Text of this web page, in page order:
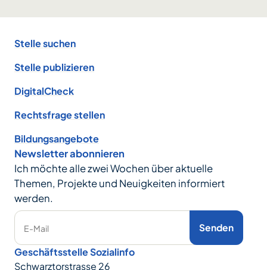
Stelle suchen
Stelle publizieren
DigitalCheck
Rechtsfrage stellen
Bildungsangebote
Newsletter abonnieren
Ich möchte alle zwei Wochen über aktuelle
Themen, Projekte und Neuigkeiten informiert
werden.
E-Mail Senden
Geschäftsstelle Sozialinfo
Schwarztorstrasse 26